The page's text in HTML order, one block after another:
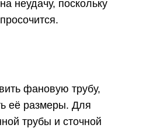
неудачу, поскольку
фановую трубу,
её размеры. Для
трубы и сточной